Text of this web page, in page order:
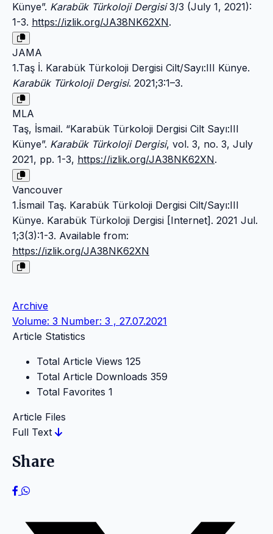
Künye”. Karabük Türkoloji Dergisi3/3 (July 1, 2021):
1-3. https://izlik.org/JA38NK62XN.
JAMA
1.Taş İ. Karabük Türkoloji Dergisi Cilt/Sayı:III Künye.
Karabük Türkoloji Dergisi. 2021;3:1–3.
MLA
Taş, İsmail. “Karabük Türkoloji Dergisi Cilt Sayı:III
Künye”. Karabük Türkoloji Dergisi, vol. 3, no. 3, July
2021, pp. 1-3, https://izlik.org/JA38NK62XN.
Vancouver
1.İsmail Taş. Karabük Türkoloji Dergisi Cilt/Sayı:III
Künye. Karabük Türkoloji Dergisi [Internet]. 2021 Jul.
1;3(3):1-3. Available from:
https://izlik.org/JA38NK62XN
Archive
Volume: 3 Number: 3 , 27.07.2021
Article Statistics
Total Article Views 125
Total Article Downloads 359
Total Favorites 1
Article Files
Full Text
Share